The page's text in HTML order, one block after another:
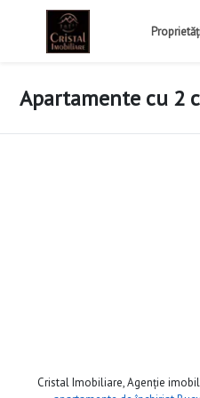
Apartamente cu 2
Cristal Imobiliare, Agenție